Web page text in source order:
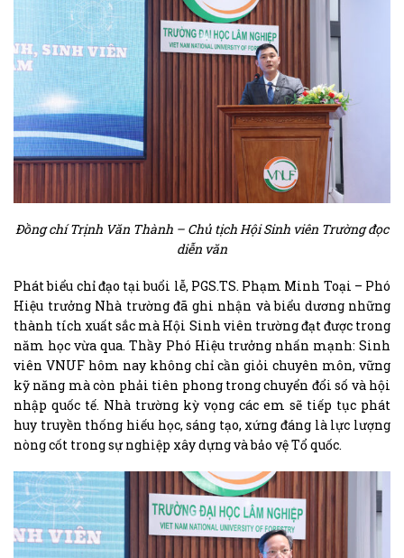
Đồng chí Trịnh Văn Thành – Chủ tịch Hội Sinh viên Trường đọc
diễn văn
Phát biểu chỉ đạo tại buổi lễ, PGS.TS. Phạm Minh Toại – Phó
Hiệu trưởng Nhà trường đã ghi nhận và biểu dương những
thành tích xuất sắc mà Hội Sinh viên trường đạt được trong
năm học vừa qua. Thầy Phó Hiệu trưởng nhấn mạnh: Sinh
viên VNUF hôm nay không chỉ cần giỏi chuyên môn, vững
kỹ năng mà còn phải tiên phong trong chuyển đổi số và hội
nhập quốc tế. Nhà trường kỳ vọng các em sẽ tiếp tục phát
huy truyền thống hiếu học, sáng tạo, xứng đáng là lực lượng
nòng cốt trong sự nghiệp xây dựng và bảo vệ Tổ quốc.